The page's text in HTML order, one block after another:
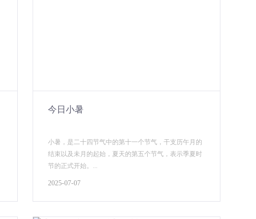
今日小暑
小暑，是二十四节气中的第十一个节气，干支历午月的
结束以及未月的起始，夏天的第五个节气，表示季夏时
节的正式开始。...
2025-07-07